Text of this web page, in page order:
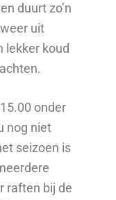
duurt zo’n
uit
lekker koud
onder
nog niet
seizoen is
raften bij de